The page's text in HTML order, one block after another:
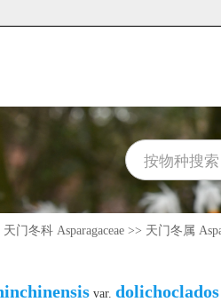
天门冬科 Asparagaceae >> 天门冬属
var. dolichoclados